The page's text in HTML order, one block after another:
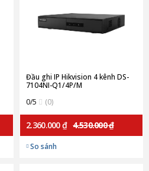
Đầu ghi IP Hikvision 4 kênh DS-
7104NI-Q1/4P/M
0/5
(0)
2.360.000 ₫ 4.530.000 ₫
So sánh